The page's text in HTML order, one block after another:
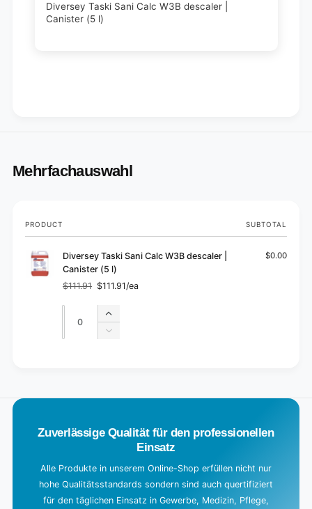
Diversey Taski Sani Calc W3B descaler |
Canister (5 l)
Mehrfachauswahl
Your
cart
PRODUCT SUBTOTAL
Diversey Taski Sani Calc W3B descaler |
Canister (5 l)
Regular
price
$111.91
Sale
price
$111.91/ea
$0.00
Quantity
Increase
quantity
Decrease
a
Zuverlässige Qualität für den professionellen
Einsatz
Alle Produkte in unserem Online-Shop erfüllen nicht nur
hohe Qualitätsstandards sondern sind auch quertifiziert
für den täglichen Einsatz in Gewerbe, Medizin, Pflege,